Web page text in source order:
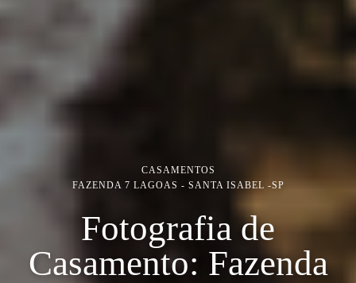
CASAMENTOS
FAZENDA 7 LAGOAS - SANTA ISABEL -SP
Fotografia de
Casamento: Fazenda